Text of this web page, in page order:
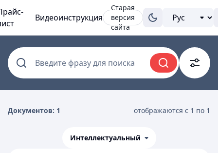
Видеоинструкция
Старая
версия
сайта
Введите фразу для поиска
Документов: 1 отображаются с 1 по 1
Интеллектуальный